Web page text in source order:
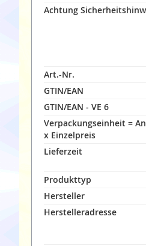
Achtung
Art.-Nr.
GTIN/EAN
GTIN/EAN - VE 6
Verpackungseinheit =
x Einzelpreis
Lieferzeit
Produkttyp
Hersteller
Herstelleradresse